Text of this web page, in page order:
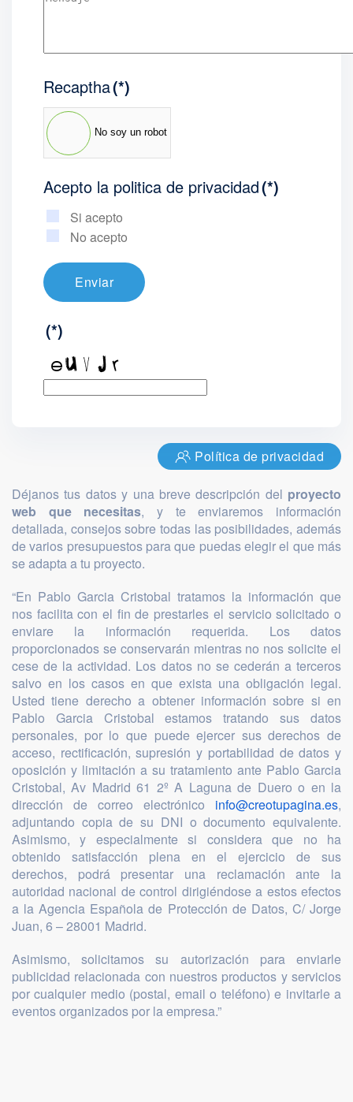
Recaptha(*)
No soy un robot
Acepto la politica de privacidad(*)
Si acepto
No acepto
Enviar
(*)
Política de privacidad
Déjanos tus datos y una breve descripción del proyecto
web que necesitas, y te enviaremos información
detallada, consejos sobre todas las posibilidades, además
de varios presupuestos para que puedas elegir el que más
se adapta a tu proyecto.
“En Pablo Garcia Cristobal tratamos la información que
nos facilita con el fin de prestarles el servicio solicitado o
enviare la información requerida. Los datos
proporcionados se conservarán mientras no nos solicite el
cese de la actividad. Los datos no se cederán a terceros
salvo en los casos en que exista una obligación legal.
Usted tiene derecho a obtener información sobre si en
Pablo Garcia Cristobal estamos tratando sus datos
personales, por lo que puede ejercer sus derechos de
acceso, rectificación, supresión y portabilidad de datos y
oposición y limitación a su tratamiento ante Pablo Garcia
Cristobal, Av Madrid 61 2º A Laguna de Duero o en la
dirección de correo electrónico info@creotupagina.es,
adjuntando copia de su DNI o documento equivalente.
Asimismo, y especialmente si considera que no ha
obtenido satisfacción plena en el ejercicio de sus
derechos, podrá presentar una reclamación ante la
autoridad nacional de control dirigiéndose a estos efectos
a la Agencia Española de Protección de Datos, C/ Jorge
Juan, 6 – 28001 Madrid.
Asimismo, solicitamos su autorización para enviarle
publicidad relacionada con nuestros productos y servicios
por cualquier medio (postal, email o teléfono) e invitarle a
eventos organizados por la empresa.”